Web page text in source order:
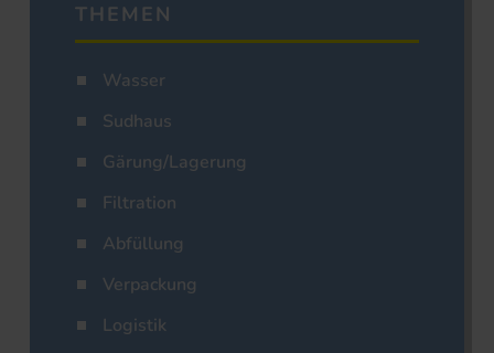
THEMEN
Wasser
Sudhaus
Gärung/Lagerung
Filtration
Abfüllung
Verpackung
Logistik